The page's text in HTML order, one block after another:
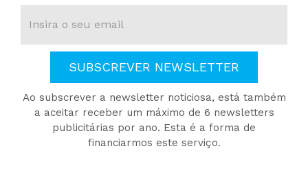
SUBSCREVER NEWSLETTER
Ao subscrever a newsletter noticiosa, está também
a aceitar receber um máximo de 6 newsletters
publicitárias por ano. Esta é a forma de
financiarmos este serviço.